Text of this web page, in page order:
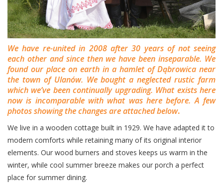
We have re-united in 2008 after 30 years of not seeing
each other and since then we have been inseparable. We
found our place on earth in a hamlet of Dąbrowica near
the town of Ulanów. We bought a neglected rustic farm
which we’ve been continually upgrading. What exists here
now is incomparable with what was here before. A few
photos showing the changes are attached below.
We live in a wooden cottage built in 1929. We have adapted it to
modern comforts while retaining many of its original interior
elements. Our wood burners and stoves keeps us warm in the
winter, while cool summer breeze makes our porch a perfect
place for summer dining.